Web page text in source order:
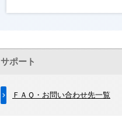
サポート
ＦＡＱ・お問い合わせ先一覧